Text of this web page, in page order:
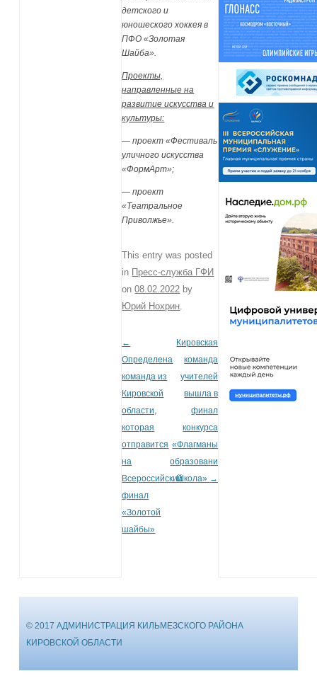
детского и
юношеского хоккея в
ПФО «Золотая
Шайба».
Проекты,
направленные на
развитие искусства и
культуры:
— проект «Фестиваль
уличного искусства
«ФормАрт»;
— проект
«Театральное
Приволжье».
This entry was posted
in Пресс-служба ГФИ
on08.02.2022 by
Юрий Нохрин
Post navigation
←
Определена
команда из
Кировской
области,
которая
отправится
на
Всероссийский
финал
«Золотой
шайбы»
Кировская
команда
учителей
вышла в
финал
конкурса
«Флагманы
образования.
Школа» →
© 2017 АДМИНИСТРАЦИЯ КИЛЬМЕЗСКОГО РАЙОНА
КИРОВСКОЙ ОБЛАСТИ